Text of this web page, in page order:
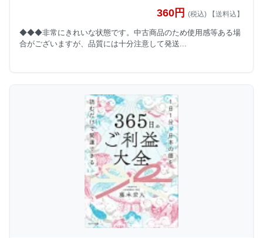
360円 (税込) 【送料込】
◆◆◆非常にきれいな状態です。中古商品のため使用感等ある場
合がございますが、品質には十分注意して発送...